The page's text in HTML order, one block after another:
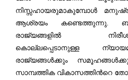
നിസ്സഹായരുമാകുമ്പോള്‍
ആശ്രയം കണ്ടെത്തുന്നു.
രാജ്യങ്ങളിൽ
കൊല്ലപ്പെടാനുള്ള
രാജ്യങ്ങൾക്കും
സാമ്പത്തിക വികാസത്തിന്‍റെ